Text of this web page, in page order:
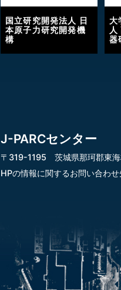
国立研究開発法人 日
本原子力研究開発機
構
大
人
器
J-PARCセンター
〒319-1195 茨城県那珂郡東
HPの情報に関するお問い合わせ